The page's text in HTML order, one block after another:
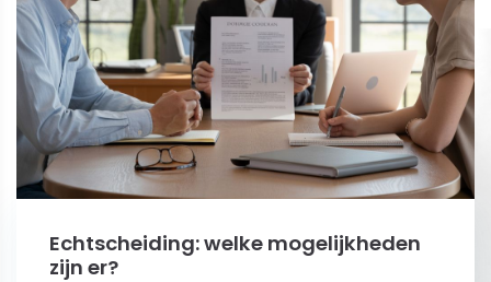
Echtscheiding: welke mogelijkheden
zijn er?